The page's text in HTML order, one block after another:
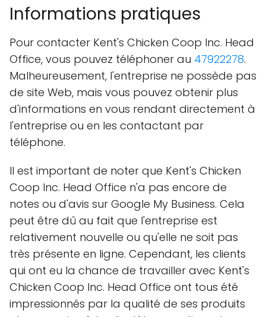
Informations pratiques
Pour contacter Kent's Chicken Coop Inc. Head
Office, vous pouvez téléphoner au 47922278.
Malheureusement, l'entreprise ne possède pas
de site Web, mais vous pouvez obtenir plus
d'informations en vous rendant directement à
l'entreprise ou en les contactant par
téléphone.
Il est important de noter que Kent's Chicken
Coop Inc. Head Office n'a pas encore de
notes ou d'avis sur Google My Business. Cela
peut être dû au fait que l'entreprise est
relativement nouvelle ou qu'elle ne soit pas
très présente en ligne. Cependant, les clients
qui ont eu la chance de travailler avec Kent's
Chicken Coop Inc. Head Office ont tous été
impressionnés par la qualité de ses produits